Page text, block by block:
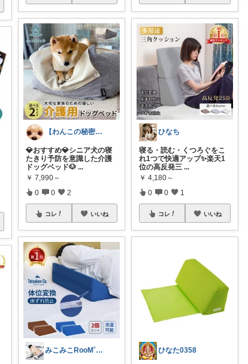
【わんこの秘密】犬グッズ＆暮らし用品
💎おすすめ💎シニア犬の寝
たきり予防を意識した介護
ドッグベッド🐶 ...
￥ 7,990～
0 0 2
コレ いいね
みこみこRooM˚✧₊⁎❝᷀ົཽ
ひなち
寝る・読む・くつろぐをこ
れ1つで快適アップ✨楽天1
位の高反発三 ...
￥ 4,180～
0 0 1
コレ いいね
ひなた0358